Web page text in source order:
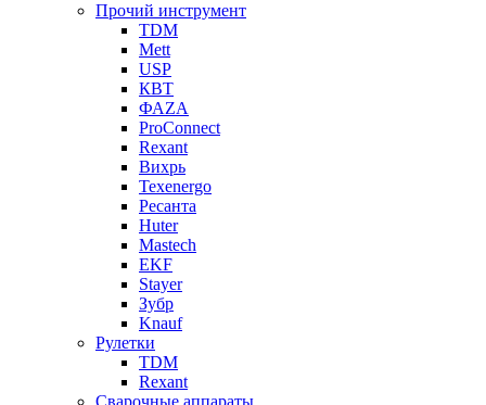
Прочий инструмент
TDM
Mett
USP
КВТ
ФАZА
ProConnect
Rexant
Вихрь
Texenergo
Ресанта
Huter
Mastech
EKF
Stayer
Зубр
Knauf
Рулетки
TDM
Rexant
Сварочные аппараты